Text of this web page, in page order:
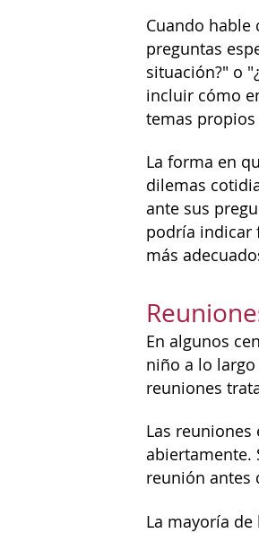
Cuando
preguntas
situación?" o
incluir cómo
temas propios
La forma en
dilemas
ante sus
podría indicar
más
En algunos
niño a lo
reuniones
Las
abiertamente.
reunión antes
La mayoría